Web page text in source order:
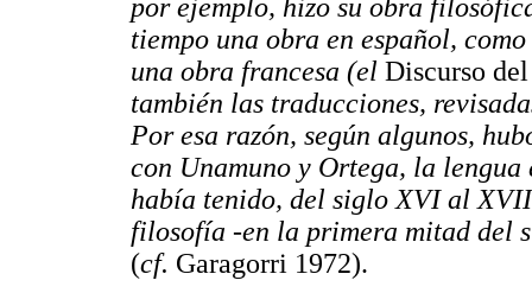
por ejemplo, hizo su obra
tiempo una obra en español,
una obra francesa (el Discurso
también las traducciones,
Por esa razón, según algunos,
con Unamuno y Ortega, la
había tenido, del siglo XVI al
filosofía -en la primera mitad del
(cf. Garagorri 1972).